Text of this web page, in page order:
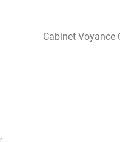
Cabinet Voyance